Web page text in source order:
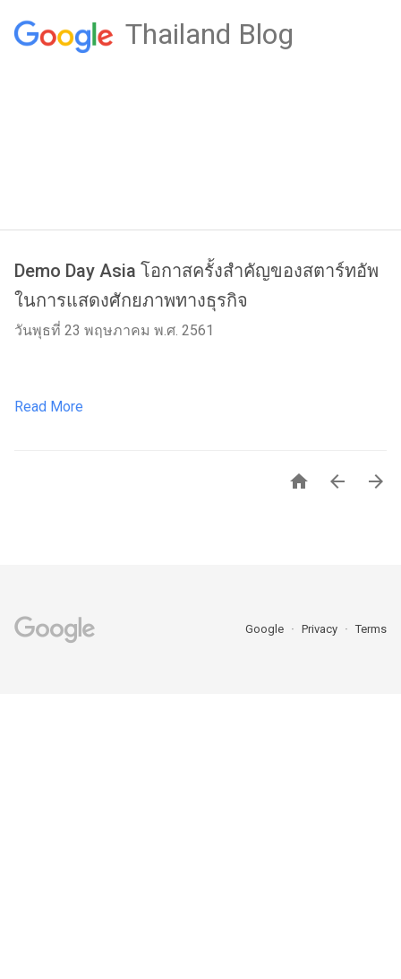
Thailand Blog
Demo Day Asia โอกาสครั้งสำคัญของสตาร์ทอัพ
ในการแสดงศักยภาพทางธุรกิจ
วันพุธที่ 23 พฤษภาคม พ.ศ. 2561
Read More
  
Google Privacy Terms